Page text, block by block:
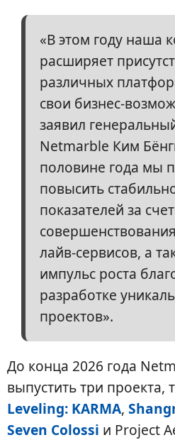
«В этом году наша
расширяет
различных
свои бизнес-
заявил
Netmarble Ким
половине года мы
повысить
показателей за счет
лайв-сервисов, а
импульс роста
разработке
проектов».
До конца 2026 года
выпустить три проекта,
Leveling: KARMA,
Seven Colossi и Project